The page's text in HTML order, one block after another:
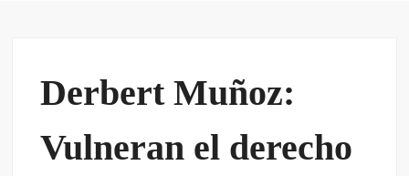
Derbert Muñoz:
Vulneran el derecho